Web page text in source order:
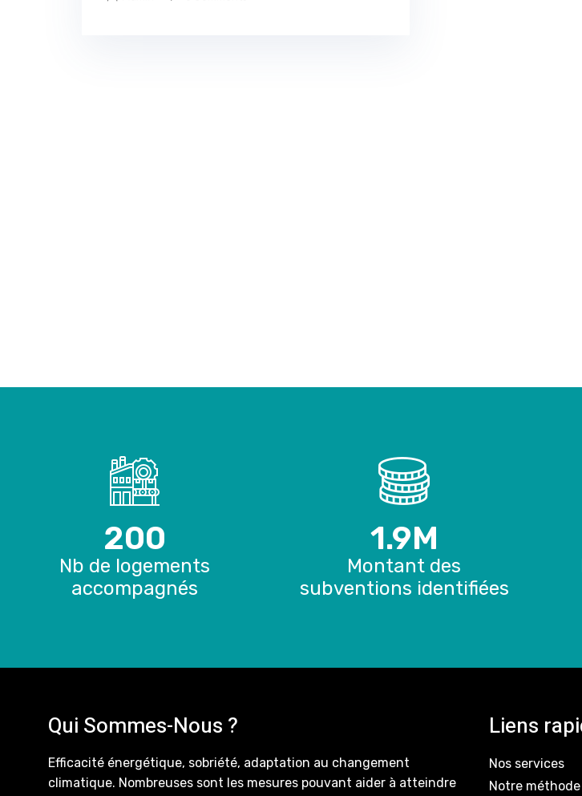
200
Nb de logements
accompagnés
1.9M
Montant des
subventions identifiées
Qui Sommes-Nous ?
Efficacité énergétique, sobriété, adaptation au changement
climatique. Nombreuses sont les mesures pouvant aider à atteindre
Liens
Nos services
Notre méthode